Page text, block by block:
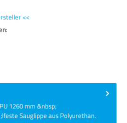
<<
1260 mm &nbsp;
Sauglippe aus Polyurethan.